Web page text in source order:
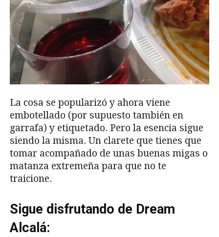
La cosa se popularizó y ahora viene
embotellado (por supuesto también en
garrafa) y etiquetado. Pero la esencia sigue
siendo la misma. Un clarete que tienes que
tomar acompañado de unas buenas migas o
matanza extremeña para que no te
traicione.
Sigue disfrutando de Dream
Alcalá: